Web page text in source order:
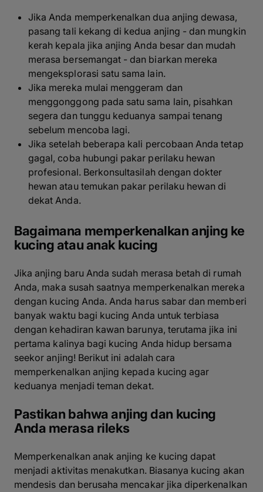
Jika Anda memperkenalkan dua anjing dewasa,
pasang tali kekang di kedua anjing - dan mungkin
kerah kepala jika anjing Anda besar dan mudah
merasa bersemangat - dan biarkan mereka
mengeksplorasi satu sama lain.
Jika mereka mulai menggeram dan
menggonggong pada satu sama lain, pisahkan
segera dan tunggu keduanya sampai tenang
sebelum mencoba lagi.
Jika setelah beberapa kali percobaan Anda tetap
gagal, coba hubungi pakar perilaku hewan
profesional. Berkonsultasilah dengan dokter
hewan atau temukan pakar perilaku hewan di
dekat Anda.
Bagaimana memperkenalkan anjing ke
kucing atau anak kucing
Jika anjing baru Anda sudah merasa betah di rumah
Anda, maka susah saatnya memperkenalkan mereka
dengan kucing Anda. Anda harus sabar dan memberi
banyak waktu bagi kucing Anda untuk terbiasa
dengan kehadiran kawan barunya, terutama jika ini
pertama kalinya bagi kucing Anda hidup bersama
seekor anjing! Berikut ini adalah cara
memperkenalkan anjing kepada kucing agar
keduanya menjadi teman dekat.
Pastikan bahwa anjing dan kucing
Anda merasa rileks
Memperkenalkan anak anjing ke kucing dapat
menjadi aktivitas menakutkan. Biasanya kucing akan
mendesis dan berusaha mencakar jika diperkenalkan